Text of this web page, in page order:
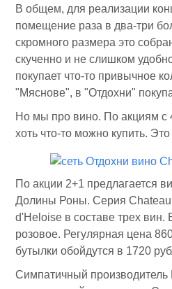
В общем, для реализации
помещение раза в два-три
скромного размера это
скученно и не слишком
покупает что-то привычное
"Мяснове", в "Отдохни"
Но мы про вино. По акциям с
хоть что-то можно купить.
По акции 2+1 предлагается
Долины Роны. Серия
d'Heloise в составе трех вин.
розовое. Регулярная цена
бутылки обойдутся в 1720
Симпатичный производитель